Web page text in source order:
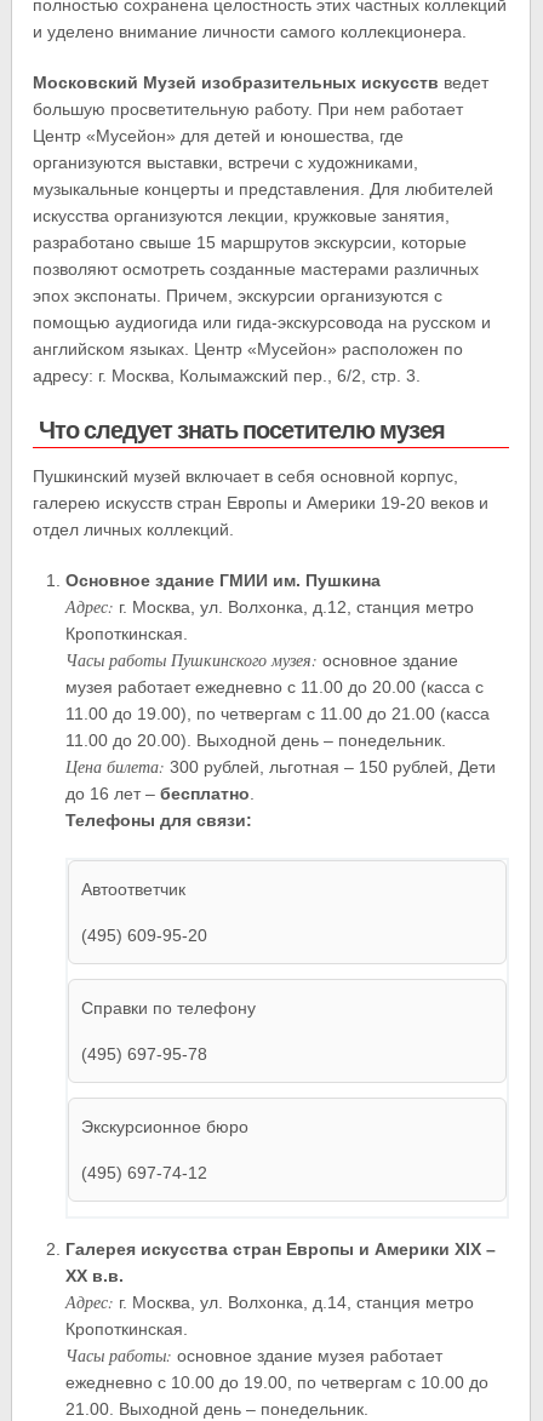
полностью сохранена целостность этих частных коллекций
и уделено внимание личности самого коллекционера.
Московский Музей изобразительных искусств ведет
большую просветительную работу. При нем работает
Центр «Мусейон» для детей и юношества, где
организуются выставки, встречи с художниками,
музыкальные концерты и представления. Для любителей
искусства организуются лекции, кружковые занятия,
разработано свыше 15 маршрутов экскурсии, которые
позволяют осмотреть созданные мастерами различных
эпох экспонаты. Причем, экскурсии организуются с
помощью аудиогида или гида-экскурсовода на русском и
английском языках. Центр «Мусейон» расположен по
адресу: г. Москва, Колымажский пер., 6/2, стр. 3.
Что следует знать посетителю музея
Пушкинский музей включает в себя основной корпус,
галерею искусств стран Европы и Америки 19-20 веков и
отдел личных коллекций.
Основное здание ГМИИ им. Пушкина
Адрес: г. Москва, ул. Волхонка, д.12, станция метро
Кропоткинская.
Часы работы Пушкинского музея: основное здание
музея работает ежедневно с 11.00 до 20.00 (касса с
11.00 до 19.00), по четвергам с 11.00 до 21.00 (касса
11.00 до 20.00). Выходной день – понедельник.
Цена билета: 300 рублей, льготная – 150 рублей, Дети
до 16 лет – бесплатно
Телефоны для связи:
Автоответчик
(495) 609-95-20
Справки по телефону
(495) 697-95-78
Экскурсионное бюро
(495) 697-74-12
Галерея искусства стран Европы и Америки XIX –
XX в.в.
Адрес: г. Москва, ул. Волхонка, д.14, станция метро
Кропоткинская.
Часы работы: основное здание музея работает
ежедневно с 10.00 до 19.00, по четвергам с 10.00 до
21.00. Выходной день – понедельник.